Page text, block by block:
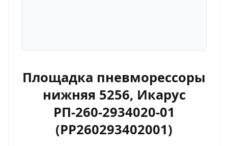
Площадка пневморессоры
нижняя 5256, Икарус
РП-260-2934020-01
(PP260293402001)